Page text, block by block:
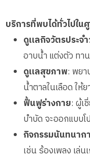
บริการที่พบได้ทั่วไปใ
ดูแลกิจวัตรประจ
อาบน้ำ แต่งตัว ทา
ดูแลสุขภาพ: พย
น้ำตาลในเลือด ให้ย
ฟื้นฟูร่างกาย: ผู้เ
บำบัด จะออกแบบ
กิจกรรมนันทนาก
เช่น ร้องเพลง เล่